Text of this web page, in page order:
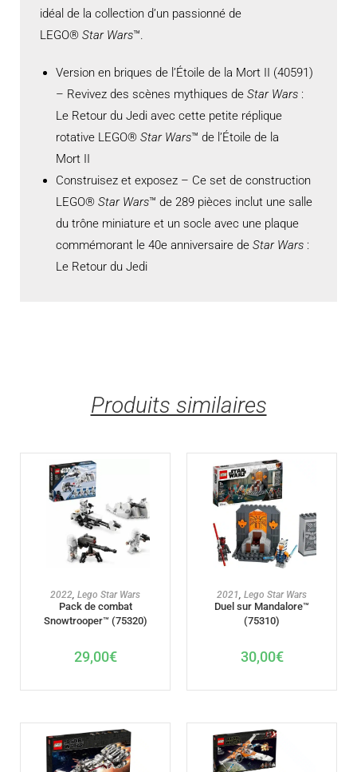
idéal de la collection d’un passionné de
LEGO® Star Wars™.
Version en briques de l’Étoile de la Mort II (40591)
– Revivez des scènes mythiques de Star Wars :
Le Retour du Jedi avec cette petite réplique
rotative LEGO® Star Wars™ de l’Étoile de la
Mort II
Construisez et exposez – Ce set de construction
LEGO® Star Wars™ de 289 pièces inclut une salle
du trône miniature et un socle avec une plaque
commémorant le 40e anniversaire de Star Wars :
Le Retour du Jedi
Produits similaires
AJOUTER AU PANIER
2022, Lego Star Wars
Pack de combat
Snowtrooper™ (75320)
29,00€
AJOUTER AU PANIER
2021, Lego Star Wars
Duel sur Mandalore™
(75310)
30,00€